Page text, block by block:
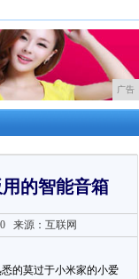
广告
的智能音箱
来源：互联网
的莫过于小米家的小爱